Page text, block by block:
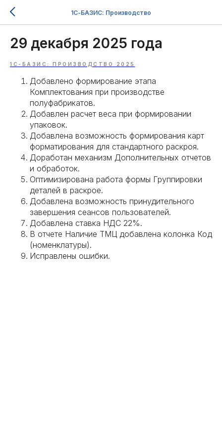
1С-БАЗИС: Производство
29 декабря 2025 года
1С-БАЗИС: ПРОИЗВОДСТВО 2025
Добавлено формирование этапа
Комплектования при производстве
полуфабрикатов.
Добавлен расчет веса при формировании
упаковок.
Добавлена возможность формирования карт
форматирования для стандартного раскроя.
Доработан механизм Дополнительных отчетов
и обработок.
Оптимизирована работа формы Группировки
деталей в раскрое.
Добавлена возможность принудительного
завершения сеансов пользователей.
Добавлена ставка НДС 22%.
В отчете Наличие ТМЦ добавлена колонка Код
(номенклатуры).
Исправлены ошибки.